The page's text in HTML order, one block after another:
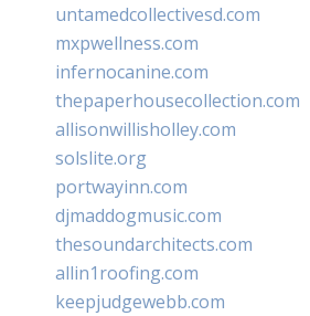
untamedcollectivesd.com
mxpwellness.com
infernocanine.com
thepaperhousecollection.com
allisonwillisholley.com
solslite.org
portwayinn.com
djmaddogmusic.com
thesoundarchitects.com
allin1roofing.com
keepjudgewebb.com